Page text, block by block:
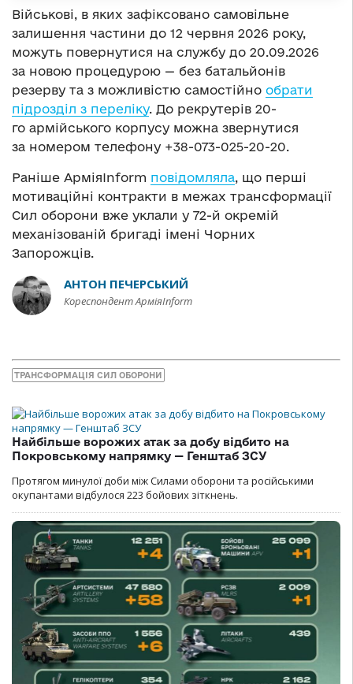
Військові, в яких зафіксовано самовільне
залишення частини до 12 червня 2026 року,
можуть повернутися на службу до 20.09.2026
за новою процедурою — без батальйонів
резерву та з можливістю самостійно обрати
підрозділ з переліку. До рекрутерів 20-
го армійського корпусу можна звернутися
за номером телефону +38-073-025-20-20.
Раніше АрміяInform повідомляла, що перші
мотиваційні контракти в межах трансформації
Сил оборони вже уклали у 72-й окремій
механізованій бригаді імені Чорних
Запорожців.
АНТОН ПЕЧЕРСЬКИЙ
Кореспондент АрміяInform
ТРАНСФОРМАЦІЯ СИЛ ОБОРОНИ
Найбільше ворожих атак за добу відбито на
Покровському напрямку — Генштаб ЗСУ
Протягом минулої доби між Силами оборони та російськими
окупантами відбулося 223 бойових зіткнень.